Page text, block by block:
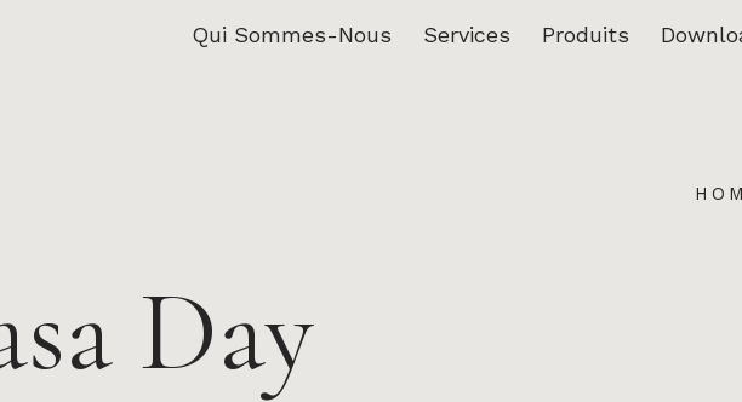
Qui Sommes-Nous Services Produits
Day